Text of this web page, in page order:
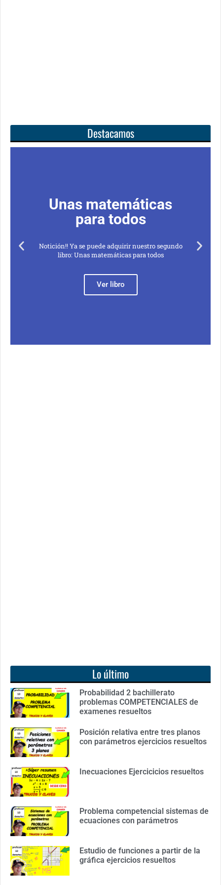
Destacamos
Lo último
Probabilidad 2 bachillerato
problemas COMPETENCIALES de
examenes resueltos
Posición relativa entre tres planos
con parámetros ejercicios resueltos
Inecuaciones Ejercicicios resueltos
Problema competencial sistemas de
ecuaciones con parámetros
Estudio de funciones a partir de la
gráfica ejercicios resueltos